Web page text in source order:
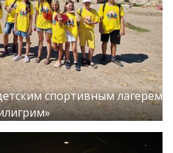
спортивным лагерем